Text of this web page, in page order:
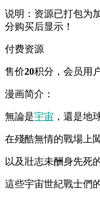
说明：资源已打包为
分购买后显示！
付费资源
售价20积分 ，会员用
漫画简介：
無論是宇宙 ，還是地
在殘酷無情的戰場上
以及壯志未酬身先
這些宇宙世紀戰士們